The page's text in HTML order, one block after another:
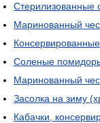
Стерилизованные
Маринованный
Соленые
Маринованный
Засолка на зиму
Кабачки,